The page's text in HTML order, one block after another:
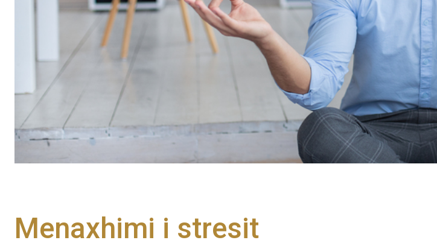
Menaxhimi i stresit